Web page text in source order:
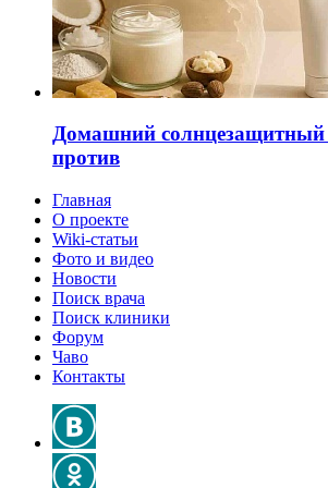
Домашний солнцезащитный
против
Главная
О проекте
Wiki-статьи
Фото и видео
Новости
Поиск врача
Поиск клиники
Форум
Чаво
Контакты